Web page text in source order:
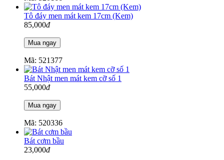
Tô đáy men mát kem 17cm (Kem)
85,000đ
Mã: 521377
Bát Nhật men mát kem cỡ số 1
55,000đ
Mã: 520336
Bát cơm bầu
23,000đ